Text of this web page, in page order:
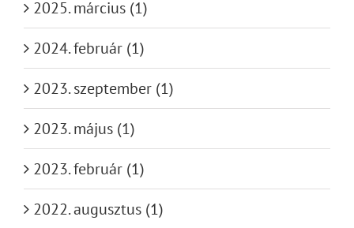
2025. március (1)
2024. február (1)
2023. szeptember (1)
2023. május (1)
2023. február (1)
2022. augusztus (1)